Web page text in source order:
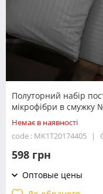
Полуторний набір
мікрофібри в
Немає в наявності
code : MK1T20174405
598 грн
Оптовые цены